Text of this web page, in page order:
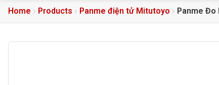
Home Products Panme điện tử Mitutoyo Panme Đo